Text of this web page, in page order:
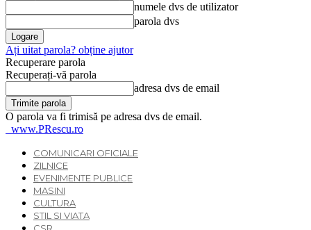
numele dvs de utilizator
parola dvs
Ați uitat parola? obține ajutor
Recuperare parola
Recuperați-vă parola
adresa dvs de email
O parola va fi trimisă pe adresa dvs de email.
www.PRescu.ro
COMUNICARI OFICIALE
ZILNICE
EVENIMENTE PUBLICE
MASINI
CULTURA
STIL SI VIATA